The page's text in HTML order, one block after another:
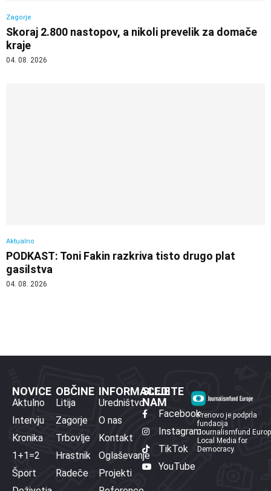
Zagorje
Skoraj 2.800 nastopov, a nikoli prevelik za domače
kraje
04. 08. 2026
Aktualno
PODKAST: Toni Fakin razkriva tisto drugo plat
gasilstva
04. 08. 2026
NOVICE
Aktulno
Intervju
Kronika
1+1=2
Šport
OBČINE
Litija
Zagorje
Trbovlje
Hrastnik
Radeče
INFORMACIJE
Uredništvo
O nas
Kontakt
Oglaševanje
Projekti
SLEDITE
NAM
Facebook
Instagram
TikTok
YouTube
Prenovo je podprla
fundacija
Journalismfund
Local Media for
Democracy.